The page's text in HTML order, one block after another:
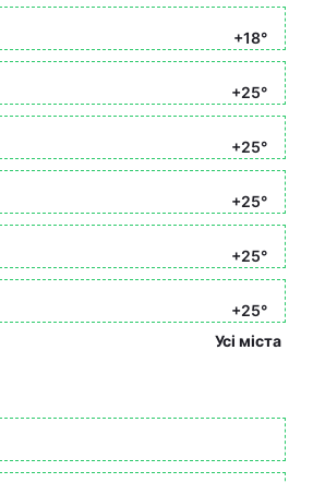
+18°
+25°
+25°
+25°
+25°
+25°
Усі міста